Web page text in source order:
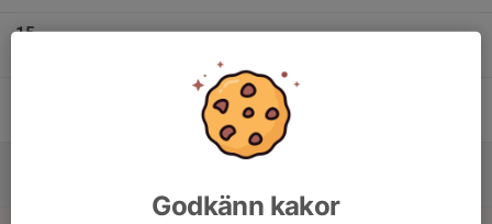
15
Godkänn kakor